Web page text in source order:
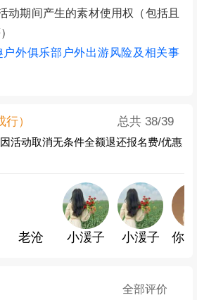
动期间产生的素材使用权（包括且
户外俱乐部户外出游风险及相关事
行） 总共38/39
活动取消无条件全额退还报名费/优惠
老沧 小湲子 小湲子 你
全部评价